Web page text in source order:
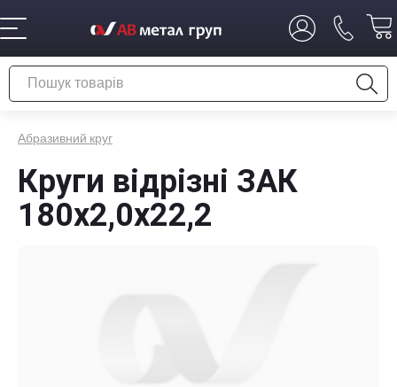
Абразивний круг
Круги відрізні ЗАК
180х2,0х22,2